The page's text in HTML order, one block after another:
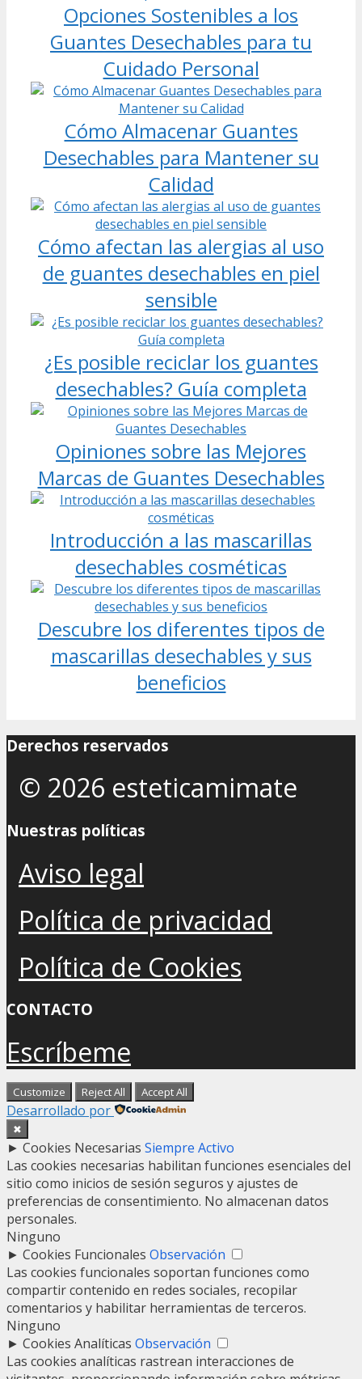
Opciones Sostenibles a los
Guantes Desechables para tu
Cuidado Personal
Cómo Almacenar Guantes
Desechables para Mantener su
Calidad
Cómo afectan las alergias al uso
de guantes desechables en piel
sensible
¿Es posible reciclar los guantes
desechables? Guía completa
Opiniones sobre las Mejores
Marcas de Guantes Desechables
Introducción a las mascarillas
desechables cosméticas
Descubre los diferentes tipos de
mascarillas desechables y sus
beneficios
Derechos reservados
© 2026 esteticamimate
Nuestras políticas
Aviso legal
Política de privacidad
Política de Cookies
CONTACTO
Escríbeme
Customize Reject All Accept All
Desarrollado por
✖
► Cookies Necesarias Siempre Activo
Las cookies necesarias habilitan funciones esenciales del
sitio como inicios de sesión seguros y ajustes de
preferencias de consentimiento. No almacenan datos
personales.
Ninguno
► Cookies Funcionales Observación
Las cookies funcionales soportan funciones como
compartir contenido en redes sociales, recopilar
comentarios y habilitar herramientas de terceros.
Ninguno
► Cookies Analíticas Observación
Las cookies analíticas rastrean interacciones de